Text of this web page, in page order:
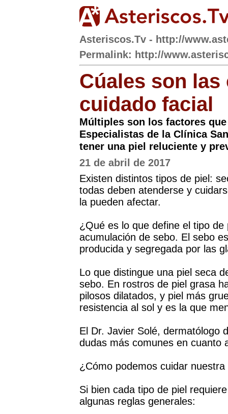
Asteriscos.Tv - http://
Permalink: http://
Cúales son las
cuidado facial
Múltiples son los factores
Especialistas de la Clínica
tener una piel reluciente y
21 de abril de 2017
Existen distintos tipos de piel:
todas deben atenderse y
la pueden afectar.
¿Qué es lo que define el tipo
acumulación de sebo. El sebo
producida y segregada por las
Lo que distingue una piel seca
sebo. En rostros de piel grasa
pilosos dilatados, y piel más
resistencia al sol y es la que
El Dr. Javier Solé, dermatólogo
dudas más comunes en cuanto
¿Cómo podemos cuidar nuestra
Si bien cada tipo de piel
algunas reglas generales: